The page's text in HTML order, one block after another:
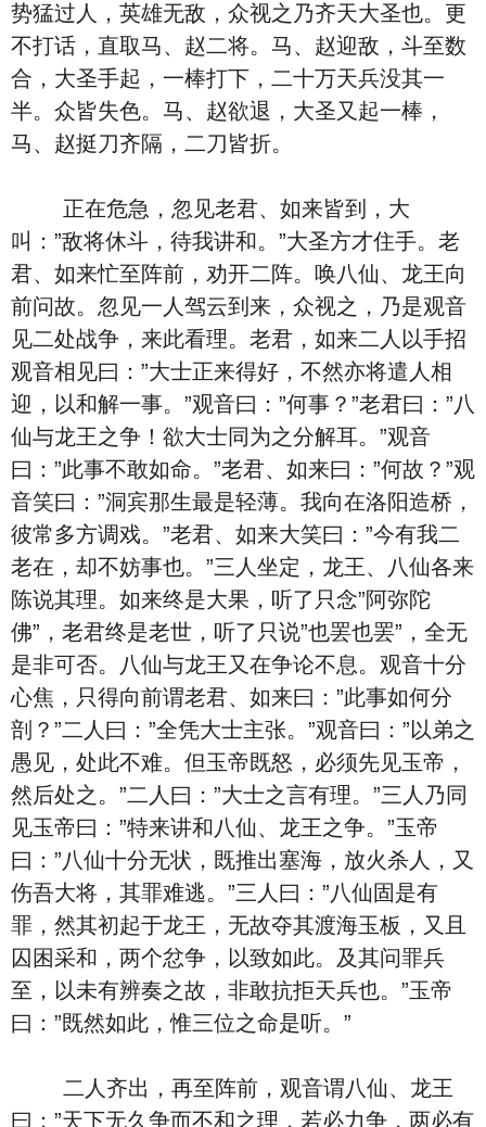
势猛过人，英雄无敌，众视之乃齐天大圣也。更
不打话，直取马、赵二将。马、赵迎敌，斗至数
合，大圣手起，一棒打下，二十万天兵没其一
半。众皆失色。马、赵欲退，大圣又起一棒，
马、赵挺刀齐隔，二刀皆折。
正在危急，忽见老君、如来皆到，大
叫：”敌将休斗，待我讲和。”大圣方才住手。老
君、如来忙至阵前，劝开二阵。唤八仙、龙王向
前问故。忽见一人驾云到来，众视之，乃是观音
见二处战争，来此看理。老君，如来二人以手招
观音相见曰：”大士正来得好，不然亦将遣人相
迎，以和解一事。”观音曰：”何事？”老君曰：”八
仙与龙王之争！欲大士同为之分解耳。”观音
曰：”此事不敢如命。”老君、如来曰：”何故？”观
音笑曰：”洞宾那生最是轻薄。我向在洛阳造桥，
彼常多方调戏。”老君、如来大笑曰：”今有我二
老在，却不妨事也。”三人坐定，龙王、八仙各来
陈说其理。如来终是大果，听了只念”阿弥陀
佛”，老君终是老世，听了只说”也罢也罢”，全无
是非可否。八仙与龙王又在争论不息。观音十分
心焦，只得向前谓老君、如来曰：”此事如何分
剖？”二人曰：”全凭大士主张。”观音曰：”以弟之
愚见，处此不难。但玉帝既怒，必须先见玉帝，
然后处之。”二人曰：”大士之言有理。”三人乃同
见玉帝曰：”特来讲和八仙、龙王之争。”玉帝
曰：”八仙十分无状，既推出塞海，放火杀人，又
伤吾大将，其罪难逃。”三人曰：”八仙固是有
罪，然其初起于龙王，无故夺其渡海玉板，又且
囚困采和，两个忿争，以致如此。及其问罪兵
至，以未有辨奏之故，非敢抗拒天兵也。”玉帝
曰：”既然如此，惟三位之命是听。”
二人齐出，再至阵前，观音谓八仙、龙王
曰：”天下无久争而不和之理，若必力争，两必有